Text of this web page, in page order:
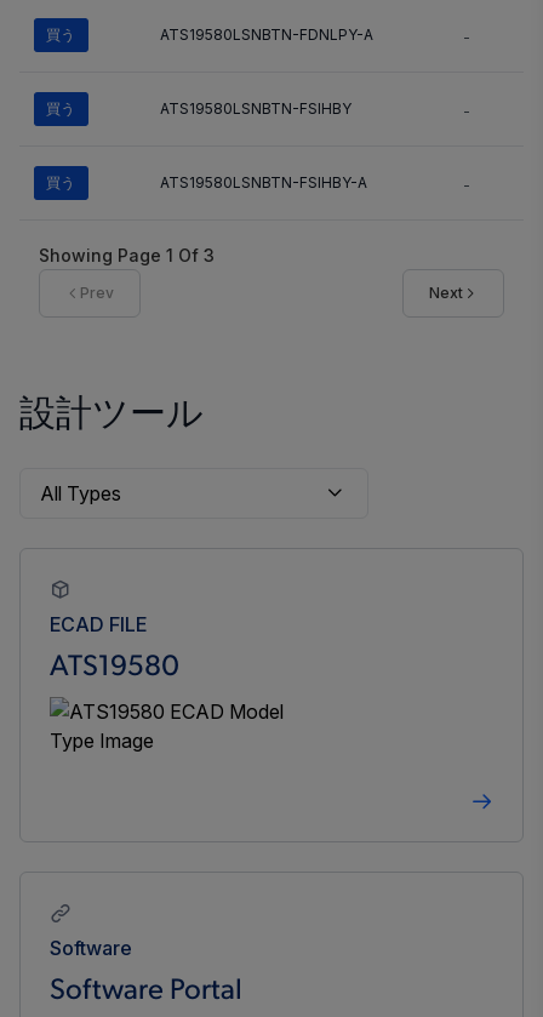
買う ATS19580LSNBTN-FDNLPY-A -
買う ATS19580LSNBTN-FSIHBY -
買う ATS19580LSNBTN-FSIHBY-A -
Showing Page 1 Of 3
Prev Next
設計ツール
ECAD FILE
ATS19580
Software
Software Portal